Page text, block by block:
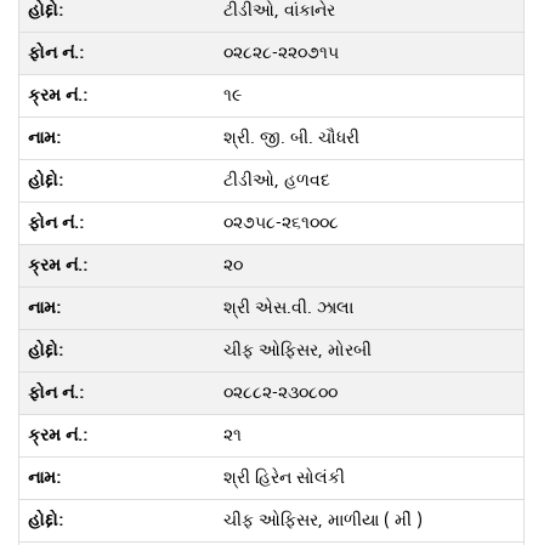
ટીડીઓ, વાંકાનેર
૦૨૮૨૮-૨૨૦૭૧૫
૧૯
શ્રી. જી. બી. ચૌધરી
ટીડીઓ, હળવદ
૦૨૭૫૮-૨૬૧૦૦૮
૨૦
શ્રી એસ.વી. ઝાલા
ચીફ ઓફિસર, મોરબી
૦૨૮૮૨-૨૩૦૮૦૦
૨૧
શ્રી હિરેન સોલંકી
ચીફ ઓફિસર, માળીયા ( મીં )